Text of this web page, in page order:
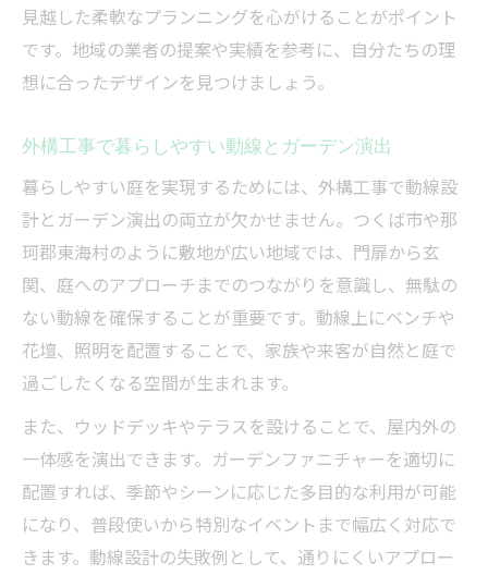
見越した柔軟なプランニングを心がけることがポイント
です。地域の業者の提案や実績を参考に、自分たちの理
想に合ったデザインを見つけましょう。
外構工事で暮らしやすい動線とガーデン演出
暮らしやすい庭を実現するためには、外構工事で動線設
計とガーデン演出の両立が欠かせません。つくば市や那
珂郡東海村のように敷地が広い地域では、門扉から玄
関、庭へのアプローチまでのつながりを意識し、無駄の
ない動線を確保することが重要です。動線上にベンチや
花壇、照明を配置することで、家族や来客が自然と庭で
過ごしたくなる空間が生まれます。
また、ウッドデッキやテラスを設けることで、屋内外の
一体感を演出できます。ガーデンファニチャーを適切に
配置すれば、季節やシーンに応じた多目的な利用が可能
になり、普段使いから特別なイベントまで幅広く対応で
きます。動線設計の失敗例として、通りにくいアプロー